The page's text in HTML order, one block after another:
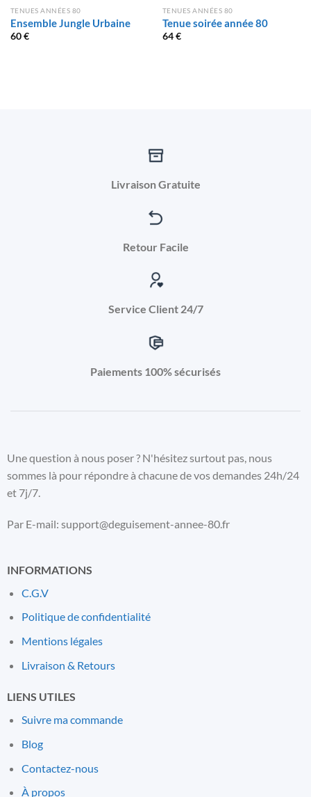
TENUES ANNÉES 80
Ensemble Jungle Urbaine
60€
TENUES ANNÉES 80
Tenue soirée année 80
64€
Livraison Gratuite
Retour Facile
Service Client 24/7
Paiements 100% sécurisés
Une question à nous poser ? N'hésitez surtout pas, nous
sommes là pour répondre à chacune de vos demandes 24h/24
et 7j/7.
Par E-mail: support@deguisement-annee-80.fr
INFORMATIONS
C.G.V
Politique de confidentialité
Mentions légales
Livraison & Retours
LIENS UTILES
Suivre ma commande
Blog
Contactez-nous
À propos